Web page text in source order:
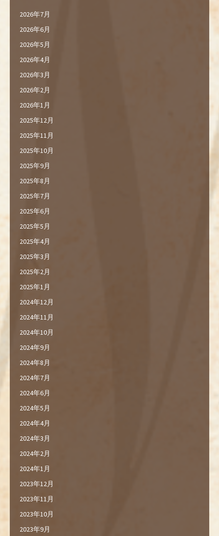
2026年7月
2026年6月
2026年5月
2026年4月
2026年3月
2026年2月
2026年1月
2025年12月
2025年11月
2025年10月
2025年9月
2025年8月
2025年7月
2025年6月
2025年5月
2025年4月
2025年3月
2025年2月
2025年1月
2024年12月
2024年11月
2024年10月
2024年9月
2024年8月
2024年7月
2024年6月
2024年5月
2024年4月
2024年3月
2024年2月
2024年1月
2023年12月
2023年11月
2023年10月
2023年9月